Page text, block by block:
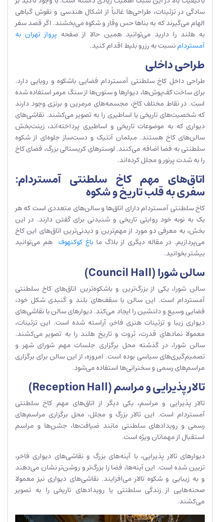
سادگی در تزئینات، طراحی‌ها غالباً از اشکال هندسی و نقوش گیاهی
الهام می‌گیرند که به بناها حس وقار و شکوه می‌بخشند. اگر قصد سفر
به هلند را دارید می‌توانید همین حالا از صفحه پرواز تهران به
آمستردامنسبت به رزرو بلیط اقدام کنید.
طراحی داخلی
طراحی داخل کاخ سلطنتی آمستردام فضایی باشکوه و رویایی دارد.
برای ساخت کف‌پوش‌ها، دیوارها و ستون‌ها از سنگ مرمر استفاده شده
است. در نقاط مختلف کاخ، مجسمه‌های مرمرین و برنزی وجود دارند
که شخصیت‌های تاریخی یا اساطیری را به تصویر می‌کشند. نقاشی‌های
دیواری که به موضوعات تاریخی و اساطیری پرداخته‌اند، زینت‌بخش
سالن‌های کاخ هستند. مبلمان آنتیک و دست‌ساز جلوه‌ای از شکوه
سلطنتی به فضا اضافه می‌کنند. لوسترهای کریستالی بزرگ، فضای کاخ
را به شدت پرنور و مجلل کرده‌اند.
اتاق‌های مهم کاخ سلطنتی آمستردام:
سفری به قلب تاریخ و شکوه
کاخ سلطنتی آمستردام دارای اتاق‌ها و سالن‌های متعددی است که هر
یک به نوبه خود روایتی تاریخی و شنیدنی برای گفتن دارند. در این
بخش، به معرفی دو مورد از مهم‌ترین و دیدنی‌ترین اتاق‌های این کاخ
می‌پردازیم. در مقاله دیگری از بلاگ ما باغ کوکنهوف هم می‌توانید
بیشتر بخوانید.
سالن شورا (Council Hall)
سالن شورا، یکی از بزرگ‌ترین و باشکوه‌ترین اتاق‌های کاخ سلطنتی
آمستردام است. این سالن با سقف‌های بلند و گنبدی شکل خود،
فضایی وسیع و دلنشین را ایجاد می‌کند. دیوارهای سالن با نقاشی‌های
دیواری زیبا و تزئینات هنری فاخر، آراسته شده است. این تزئینات،
معمولا نمادهای قدرت، ثروت و تاریخ هلند را به تصویر می‌کشند.
سالن شورا، در گذشته محل برگزاری جلسات مهم شورای شهر و
تصمیم‌گیری‌های سیاسی بوده است. امروزه، از این سالن برای برگزاری
مراسم‌های رسمی و سخنرانی‌ها استفاده می‌شود.
تالار پذیرایی و مراسم (Reception Hall)
تالار پذیرایی و مراسم، یکی دیگر از اتاق‌های مهم کاخ سلطنتی
آمستردام است. این تالار بزرگ و مجلل، محل برگزاری مراسم‌های
رسمی و رویدادهای سلطنتی مانند ضیافت‌ها، جشن‌ها و مراسم
استقبال از مهمانان ویژه است.
دیوارهای تالار پذیرایی، با آینه‌های بزرگ و نقاشی‌های دیواری فاخر،
تزیین شده است. این آینه‌ها، فضا را بزرگ‌تر و روشن‌تر نشان می‌دهند
و به زیبایی و شکوه تالار می‌افزایند. نقاشی‌های دیواری نیز معمولا
صحنه‌هایی از زندگی سلطنتی یا رویدادهای تاریخی را به تصویر
می‌کشند.